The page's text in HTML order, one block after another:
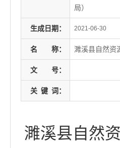
局）
生成日期： 2021-06-30
名 称： 濉溪县自然资
文 号：
关 键 词：
濉溪县自然